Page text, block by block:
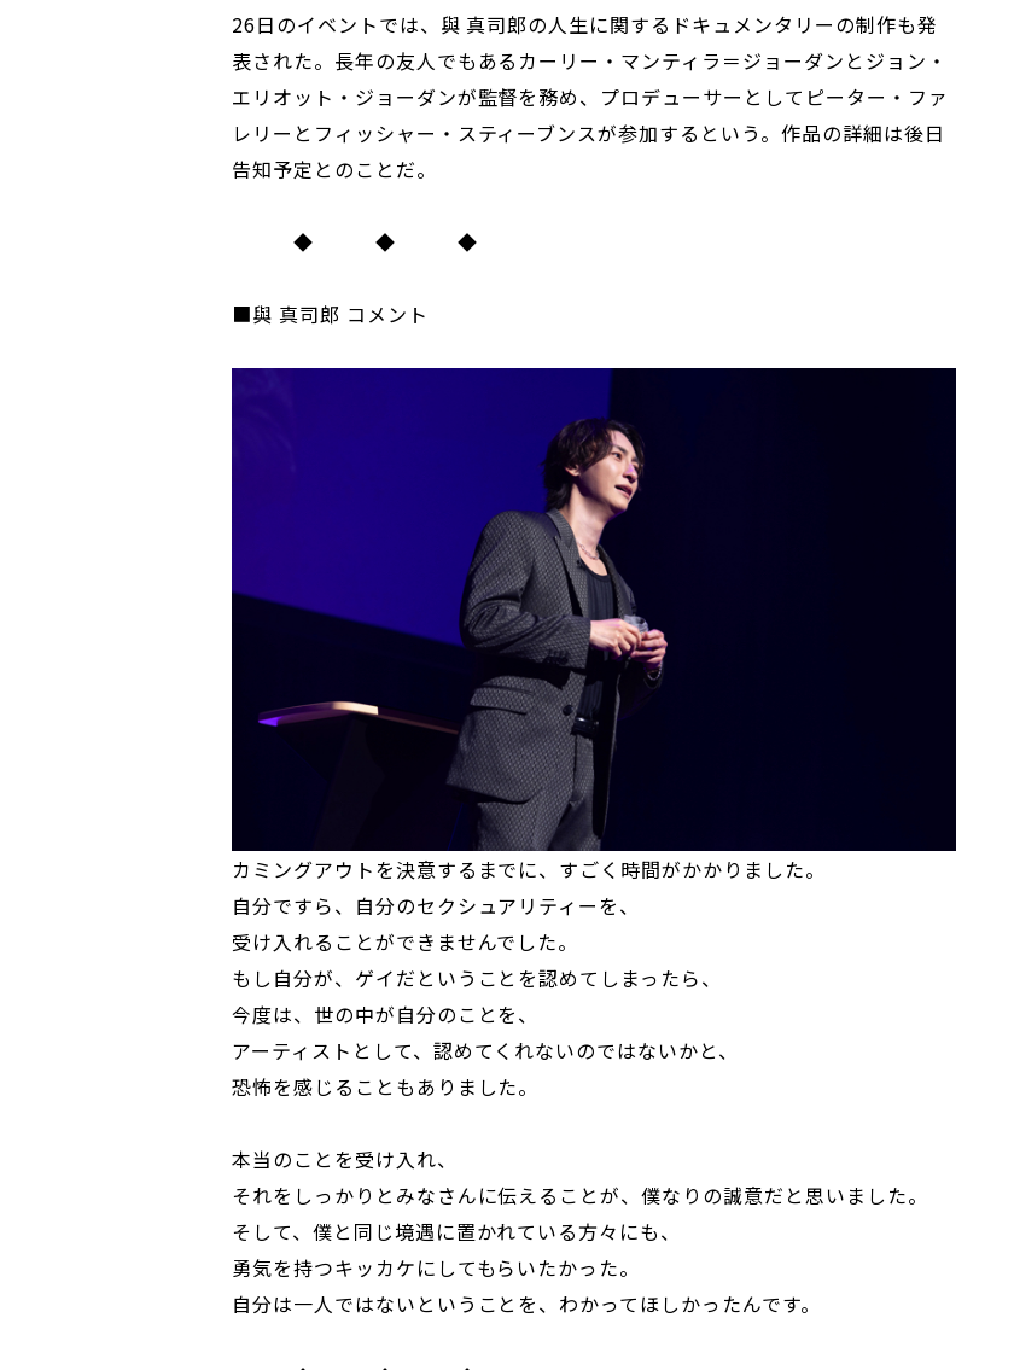
26日のイベントでは、與 真司郎の人生に関するドキュメンタリーの制作も発
表された。長年の友人でもあるカーリー・マンティラ＝ジョーダンとジョン・
エリオット・ジョーダンが監督を務め、プロデューサーとしてピーター・ファ
レリーとフィッシャー・スティーブンスが参加するという。作品の詳細は後日
告知予定とのことだ。
◆ ◆ ◆
■與 真司郎 コメント
カミングアウトを決意するまでに、すごく時間がかかりました。
自分ですら、自分のセクシュアリティーを、
受け入れることができませんでした。
もし自分が、ゲイだということを認めてしまったら、
今度は、世の中が自分のことを、
アーティストとして、認めてくれないのではないかと、
恐怖を感じることもありました。
本当のことを受け入れ、
それをしっかりとみなさんに伝えることが、僕なりの誠意だと思いました。
そして、僕と同じ境遇に置かれている方々にも、
勇気を持つキッカケにしてもらいたかった。
自分は一人ではないということを、わかってほしかったんです。